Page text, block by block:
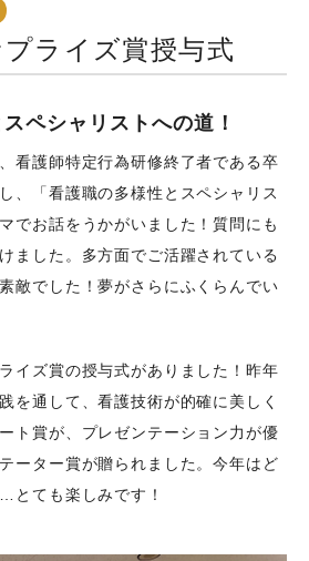
ライズ賞授与式
ペシャリストへの道！
看護師特定行為研修終了者である卒
、「看護職の多様性とスペシャリス
でお話をうかがいました！質問にも
ました。多方面でご活躍されている
敵でした！夢がさらにふくらんでい
イズ賞の授与式がありました！昨年
を通して、看護技術が的確に美しく
ト賞が、プレゼンテーション力が優
ーター賞が贈られました。今年はど
とても楽しみです！